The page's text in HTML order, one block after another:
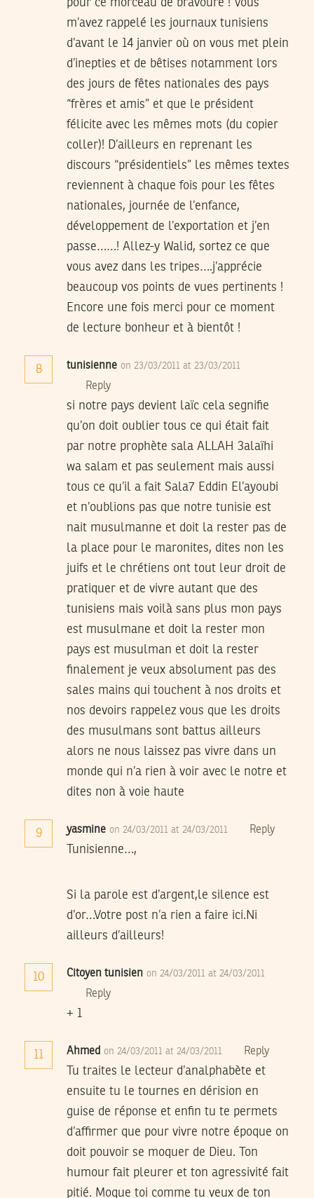
pour ce morceau de bravoure ! Vous
m’avez rappelé les journaux tunisiens
d’avant le 14 janvier où on vous met plein
d’inepties et de bêtises notamment lors
des jours de fêtes nationales des pays
“frères et amis” et que le président
félicite avec les mêmes mots (du copier
coller)! D’ailleurs en reprenant les
discours “présidentiels” les mêmes textes
reviennent à chaque fois pour les fêtes
nationales, journée de l’enfance,
développement de l’exportation et j’en
passe……! Allez-y Walid, sortez ce que
vous avez dans les tripes….j’apprécie
beaucoup vos points de vues pertinents !
Encore une fois merci pour ce moment
de lecture bonheur et à bientôt !
8 tunisienne on 23/03/2011 at 23/03/2011
Reply
si notre pays devient laïc cela segnifie
qu’on doit oublier tous ce qui était fait
par notre prophète sala ALLAH 3alaïhi
wa salam et pas seulement mais aussi
tous ce qu’il a fait Sala7 Eddin El’ayoubi
et n’oublions pas que notre tunisie est
nait musulmanne et doit la rester pas de
la place pour le maronites, dites non les
juifs et le chrétiens ont tout leur droit de
pratiquer et de vivre autant que des
tunisiens mais voilà sans plus mon pays
est musulmane et doit la rester mon
pays est musulman et doit la rester
finalement je veux absolument pas des
sales mains qui touchent à nos droits et
nos devoirs rappelez vous que les droits
des musulmans sont battus ailleurs
alors ne nous laissez pas vivre dans un
monde qui n’a rien à voir avec le notre et
dites non à voie haute
9 yasmine on 24/03/2011 at 24/03/2011 Reply
Tunisienne…,
Si la parole est d’argent,le silence est
d’or…Votre post n’a rien a faire ici.Ni
ailleurs d’ailleurs!
10 Citoyen tunisien on 24/03/2011 at 24/03/2011
Reply
+ 1
11 Ahmed on 24/03/2011 at 24/03/2011 Reply
Tu traites le lecteur d’analphabète et
ensuite tu le tournes en dérision en
guise de réponse et enfin tu te permets
d’affirmer que pour vivre notre époque on
doit pouvoir se moquer de Dieu. Ton
humour fait pleurer et ton agressivité fait
pitié. Moque toi comme tu veux de ton